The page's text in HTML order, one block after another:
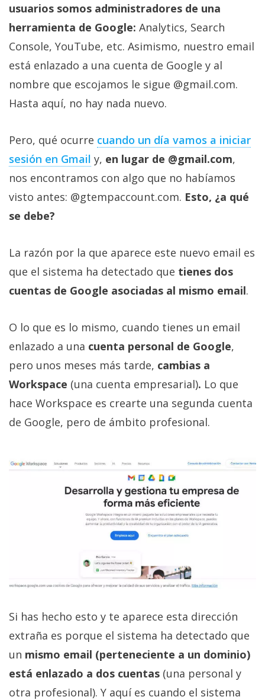
El Grupo
(CC) 2006-
2026.
Algunos
derechos
reservados.
usuarios somos administradores de una
herramienta de Google: Analytics, Search
Console, YouTube, etc. Asimismo, nuestro email
está enlazado a una cuenta de Google y al
nombre que escojamos le sigue @gmail.com.
Hasta aquí, no hay nada nuevo.
Pero, qué ocurre cuando un día vamos a iniciar
sesión en Gmail y, en lugar de @gmail.com,
nos encontramos con algo que no habíamos
visto antes: @gtempaccount.com. Esto, ¿a qué
se debe?
La razón por la que aparece este nuevo email es
que el sistema ha detectado que tienes dos
cuentas de Google asociadas al mismo email.
O lo que es lo mismo, cuando tienes un email
enlazado a una cuenta personal de Google,
pero unos meses más tarde, cambias a
Workspace (una cuenta empresarial). Lo que
hace Workspace es crearte una segunda cuenta
de Google, pero de ámbito profesional.
Si has hecho esto y te aparece esta dirección
extraña es porque el sistema ha detectado que
un mismo email (perteneciente a un dominio)
está enlazado a dos cuentas (una personal y
otra profesional). Y aquí es cuando el sistema